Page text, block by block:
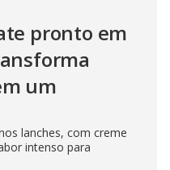
pronto em
um
lanches, com creme
intenso para